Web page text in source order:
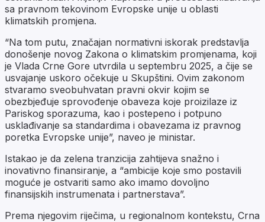
sa pravnom tekovinom Evropske unije u oblasti
klimatskih promjena.
“Na tom putu, značajan normativni iskorak predstavlja
donošenje novog Zakona o klimatskim promjenama, koji
je Vlada Crne Gore utvrdila u septembru 2025, a čije se
usvajanje uskoro očekuje u Skupštini. Ovim zakonom
stvaramo sveobuhvatan pravni okvir kojim se
obezbjeđuje sprovođenje obaveza koje proizilaze iz
Pariskog sporazuma, kao i postepeno i potpuno
usklađivanje sa standardima i obavezama iz pravnog
poretka Evropske unije”, naveo je ministar.
Istakao je da zelena tranzicija zahtijeva snažno i
inovativno finansiranje, a “ambicije koje smo postavili
moguće je ostvariti samo ako imamo dovoljno
finansijskih instrumenata i partnerstava”.
Prema njegovim riječima, u regionalnom kontekstu, Crna